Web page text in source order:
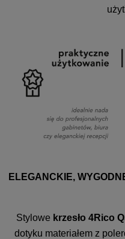
ELEGANCKIE,
Stylowe krzesło 4Rico
dotyku materiałem z